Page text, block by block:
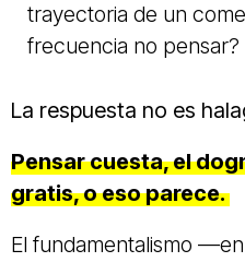
trayectoria de un
frecuencia no pensar?
La respuesta no es
Pensar cuesta, el
gratis, o eso parece.
El fundamentalismo